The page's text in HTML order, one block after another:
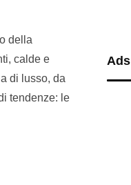
della
calde e
di lusso, da
tendenze: le
Ads